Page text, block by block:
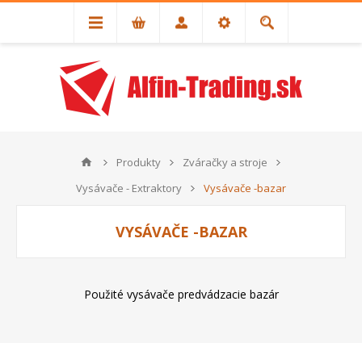
Produkty
Zváračky a stroje
Vysávače - Extraktory
Vysávače -bazar
VYSÁVAČE -BAZAR
Použité vysávače predvádzacie bazár